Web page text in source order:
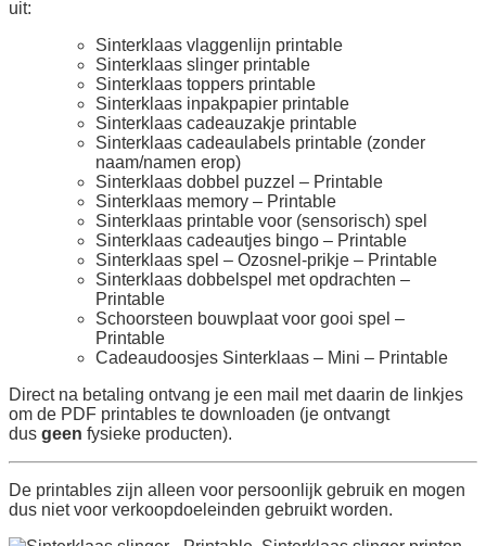
uit:
Sinterklaas vlaggenlijn printable
Sinterklaas slinger printable
Sinterklaas toppers printable
Sinterklaas inpakpapier printable
Sinterklaas cadeauzakje printable
Sinterklaas cadeaulabels printable (zonder
naam/namen erop)
Sinterklaas dobbel puzzel – Printable
Sinterklaas memory – Printable
Sinterklaas printable voor (sensorisch) spel
Sinterklaas cadeautjes bingo – Printable
Sinterklaas spel – Ozosnel-prikje – Printable
Sinterklaas dobbelspel met opdrachten –
Printable
Schoorsteen bouwplaat voor gooi spel –
Printable
Cadeaudoosjes Sinterklaas – Mini – Printable
Direct na betaling ontvang je een mail met daarin de linkjes
om de PDF printables te downloaden (je ontvangt
dus geen fysieke producten).
De printables zijn alleen voor persoonlijk gebruik en mogen
dus niet voor verkoopdoeleinden gebruikt worden.